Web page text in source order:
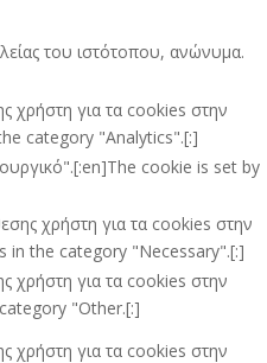
του ιστότοπου, ανώνυμα.
χρήστη για τα cookies στην
category "Analytics".[:]
cookie is set by
χρήστη για τα cookies στην
in the category "Necessary".[:]
χρήστη για τα cookies στην
"Other.[:]
χρήστη για τα cookies στην